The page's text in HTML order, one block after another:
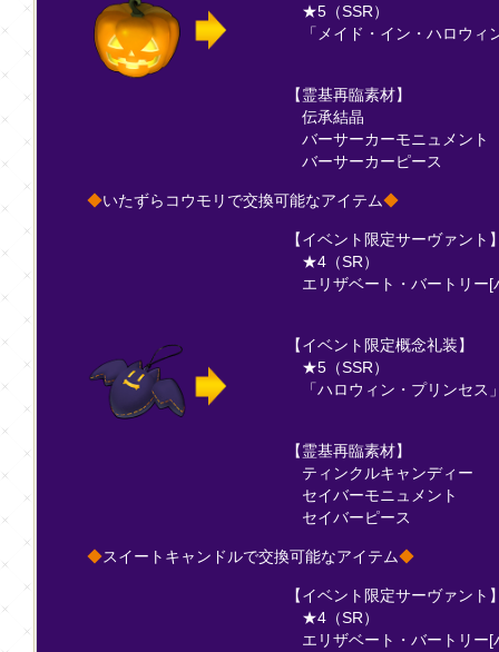
★5（SSR）
「メイド・イン・ハロウィ
【霊基再臨素材】
伝承結晶
バーサーカーモニュメント
バーサーカーピース
◆いたずらコウモリで交換可能なアイテム◆
【イベント限定サーヴァント
★4（SR）
エリザベート・バートリー[
【イベント限定概念礼装】
★5（SSR）
「ハロウィン・プリンセス
【霊基再臨素材】
ティンクルキャンディー
セイバーモニュメント
セイバーピース
◆スイートキャンドルで交換可能なアイテム◆
【イベント限定サーヴァント
★4（SR）
エリザベート・バートリー[